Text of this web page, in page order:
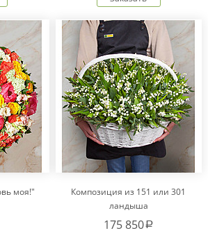
моя!"
Композиция из 151 или 301
ландыша
175 850a